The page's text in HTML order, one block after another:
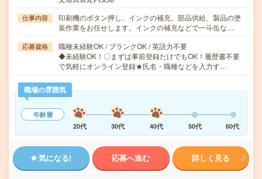
仕事内容
印刷機のボタン押し、インクの補充、部品供給、製品の塗
装作業をお任せします。インクの補充などで一斗缶な…
応募資格
職種未経験OK / ブランクOK / 英語力不要
◆未経験OK！〇まずは事前登録だけでもOK！履歴書不要
で気軽にオンライン登録★氏名・職種などを入力す…
職場の雰囲気
年齢層
20代
30代 40代 50代 60代
気になる! 応募へ進む 詳しく見る